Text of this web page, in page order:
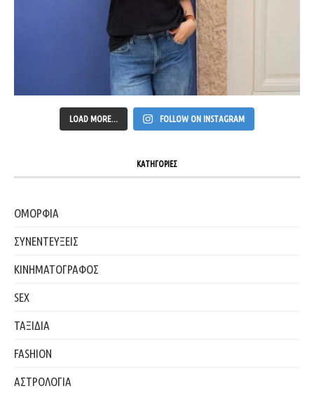
LOAD MORE... FOLLOW ON INSTAGRAM
ΚΑΤΗΓΟΡΙΕΣ
ΟΜΟΡΦΙΑ
ΣΥΝΕΝΤΕΥΞΕΙΣ
ΚΙΝΗΜΑΤΟΓΡΑΦΟΣ
SEX
ΤΑΞΙΔΙΑ
FASHION
ΑΣΤΡΟΛΟΓΙΑ